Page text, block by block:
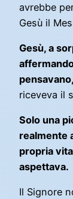
avrebbe
Gesù il
Gesù, a
pensavano,
riceveva il
Solo una
realmente
propria
aspettava.
Il Signore